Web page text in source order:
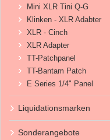
Mini XLR Tini Q-G
Klinken - XLR Adabter
XLR - Cinch
XLR Adapter
TT-Patchpanel
TT-Bantam Patch
E Series 1/4" Panel
Liquidationsmarken
Sonderangebote